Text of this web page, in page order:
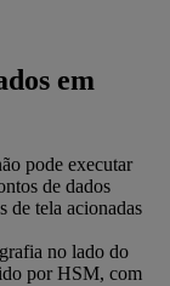
em
pode executar
de dados
de tela acionadas
no lado do
por HSM, com